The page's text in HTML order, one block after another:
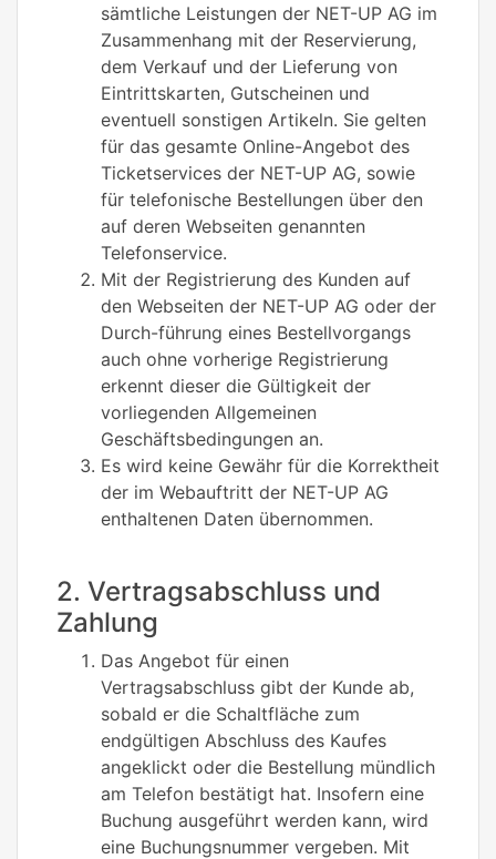
sämtliche Leistungen der NET-UP AG im
Zusammenhang mit der Reservierung,
dem Verkauf und der Lieferung von
Eintrittskarten, Gutscheinen und
eventuell sonstigen Artikeln. Sie gelten
für das gesamte Online-Angebot des
Ticketservices der NET-UP AG, sowie
für telefonische Bestellungen über den
auf deren Webseiten genannten
Telefonservice.
Mit der Registrierung des Kunden auf
den Webseiten der NET-UP AG oder der
Durch-führung eines Bestellvorgangs
auch ohne vorherige Registrierung
erkennt dieser die Gültigkeit der
vorliegenden Allgemeinen
Geschäftsbedingungen an.
Es wird keine Gewähr für die Korrektheit
der im Webauftritt der NET-UP AG
enthaltenen Daten übernommen.
2. Vertragsabschluss und
Zahlung
Das Angebot für einen
Vertragsabschluss gibt der Kunde ab,
sobald er die Schaltfläche zum
endgültigen Abschluss des Kaufes
angeklickt oder die Bestellung mündlich
am Telefon bestätigt hat. Insofern eine
Buchung ausgeführt werden kann, wird
eine Buchungsnummer vergeben. Mit